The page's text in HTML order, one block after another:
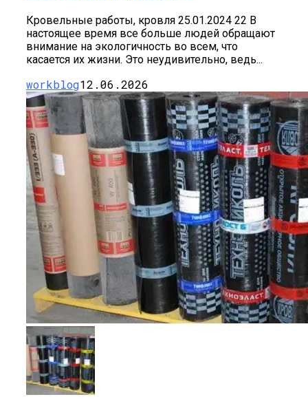
Кровельные работы, кровля 25.01.2024 22 В
настоящее время все больше людей обращают
внимание на экологичность во всем, что
касается их жизни. Это неудивительно, ведь...
workblog12.06.2026